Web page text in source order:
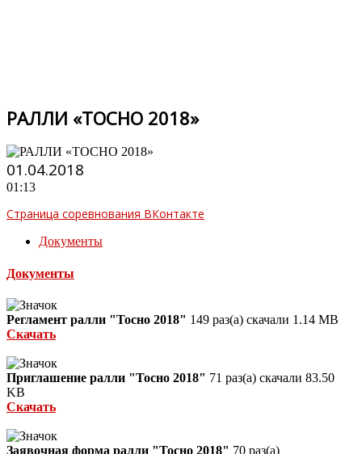
РАЛЛИ «ТОСНО 2018»
01.04.2018
01:13
Страница соревнования ВКонтакте
Документы
Документы
Регламент ралли "Тосно 2018" 149 раз(а) скачали 1.14 MB
Скачать
Приглашение ралли "Тосно 2018" 71 раз(а) скачали 83.50
KB
Скачать
Заявочная форма ралли "Тосно 2018" 70 раз(а)